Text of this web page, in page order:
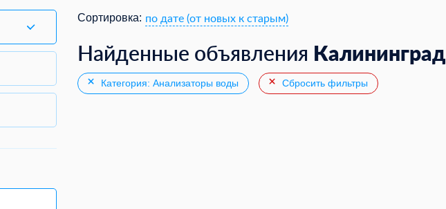
Сортировка: по дате (от новых к старым)
Найденные объявления Калининград
Категория: Анализаторы воды Сбросить фильтры